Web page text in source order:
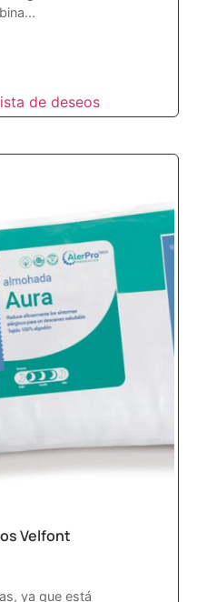
de deseos
Velfont
ya que está